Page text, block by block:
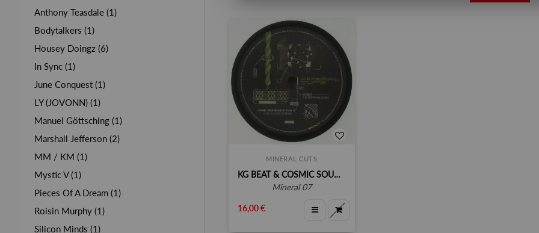
Anthony Teasdale (1)
Bodytalkers (1)
Housey Doingz (6)
In Sync (1)
June Conquest (1)
LY (JOVONN) (1)
Manuel Göttsching (1)
Marshall Jefferson (2)
MM / KM (1)
Mystic V (1)
Pieces Of A Dream (1)
Roisin Murphy (1)
Silicon Minds (1)
MINERAL CUTS
KG BEAT & COSMIC SOUND SYSTEM
mineral 07
16,00 €